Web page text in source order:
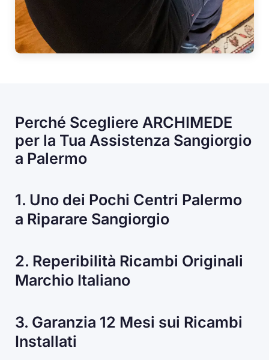
Perché Scegliere ARCHIMEDE
per la Tua Assistenza Sangiorgio
a Palermo
1. Uno dei Pochi Centri Palermo
a Riparare Sangiorgio
2. Reperibilità Ricambi Originali
Marchio Italiano
3. Garanzia 12 Mesi sui Ricambi
Installati